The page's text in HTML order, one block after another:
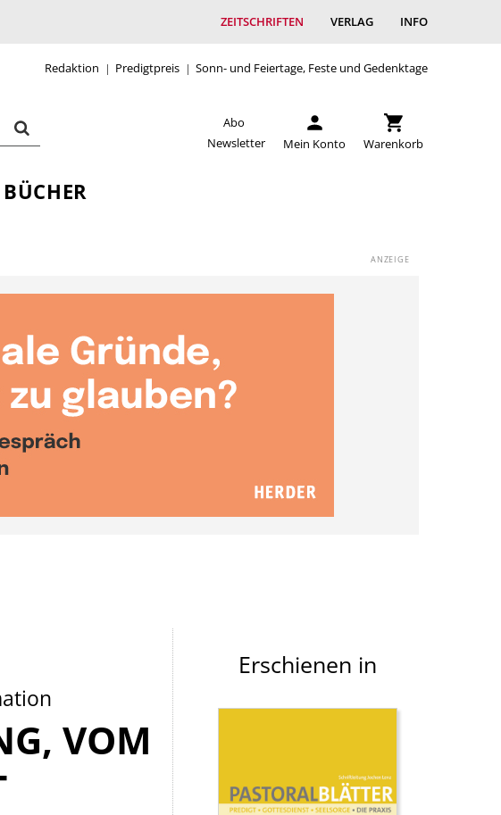
ZEITSCHRIFTEN VERLAG INFO
Redaktion Predigtpreis Sonn- und Feiertage, Feste und Gedenktage
Abo
Newsletter
Mein Konto Warenkorb
BÜCHER
VOM
Erschienen in